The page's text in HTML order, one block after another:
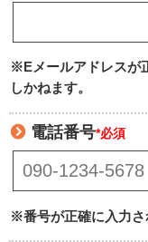
※Eメールアドレスが
しかねます。
電話番号*必須
※番号が正確に入力さ